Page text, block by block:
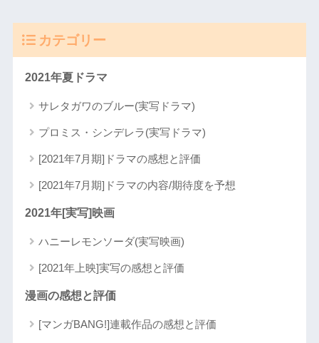
カテゴリー
2021年夏ドラマ
サレタガワのブルー(実写ドラマ)
プロミス・シンデレラ(実写ドラマ)
[2021年7月期]ドラマの感想と評価
[2021年7月期]ドラマの内容/期待度を予想
2021年[実写]映画
ハニーレモンソーダ(実写映画)
[2021年上映]実写の感想と評価
漫画の感想と評価
[マンガBANG!]連載作品の感想と評価